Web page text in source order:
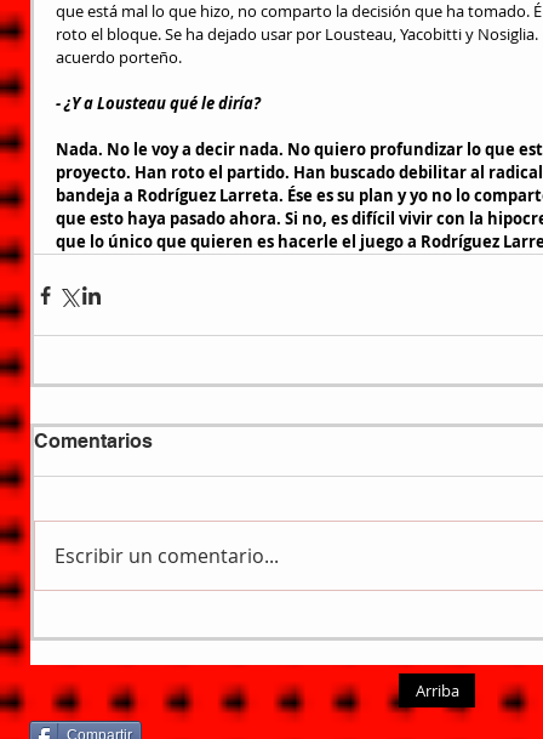
que está mal lo que hizo, no comparto la decisión que ha tomado.
roto el bloque. Se ha dejado usar por Lousteau, Yacobitti y
acuerdo porteño.
- ¿Y a Lousteau qué le diría?
Nada. No le voy a decir nada. No quiero profundizar lo que
proyecto. Han roto el partido. Han buscado debilitar al
bandeja a Rodríguez Larreta. Ése es su plan y yo no lo
que esto haya pasado ahora. Si no, es difícil vivir con la
que lo único que quieren es hacerle el juego a Rodríguez
Comentarios
Escribir un comentario...
Arriba
Compartir